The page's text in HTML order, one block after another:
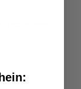
und Irrtümer